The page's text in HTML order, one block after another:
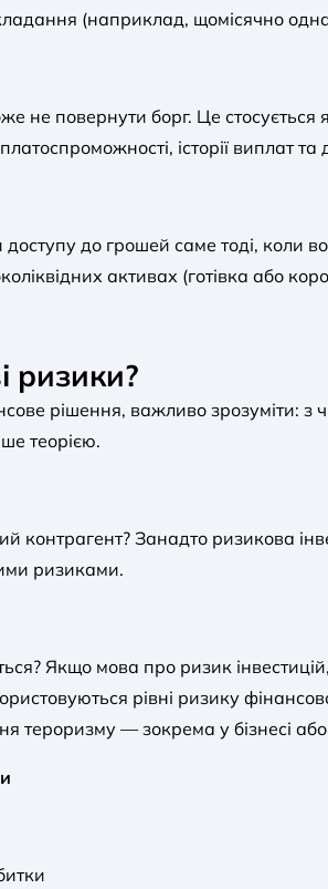
(наприклад, щомісячно
не повернути борг. Це
історії виплат та
до грошей саме тоді, коли
активах (готівка або
ризики?
рішення, важливо зрозуміти:
теорією.
контрагент? Занадто ризикова
ризиками.
Якщо мова про ризик
рівні ризику
тероризму — зокрема у бізнесі